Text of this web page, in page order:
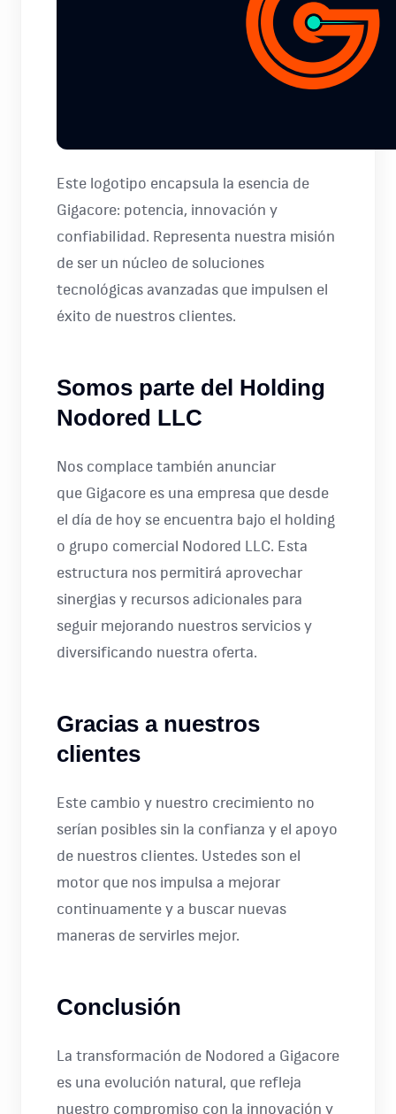
Este logotipo encapsula la esencia de
Gigacore: potencia, innovación y
confiabilidad. Representa nuestra misión
de ser un núcleo de soluciones
tecnológicas avanzadas que impulsen el
éxito de nuestros clientes.
Somos parte del Holding
Nodored LLC
Nos complace también anunciar
que Gigacore es una empresa que desde
el día de hoy se encuentra bajo el holding
o grupo comercial Nodored LLC. Esta
estructura nos permitirá aprovechar
sinergias y recursos adicionales para
seguir mejorando nuestros servicios y
diversificando nuestra oferta.
Gracias a nuestros
clientes
Este cambio y nuestro crecimiento no
serían posibles sin la confianza y el apoyo
de nuestros clientes. Ustedes son el
motor que nos impulsa a mejorar
continuamente y a buscar nuevas
maneras de servirles mejor.
Conclusión
La transformación de Nodored a Gigacore
es una evolución natural, que refleja
nuestro compromiso con la innovación y